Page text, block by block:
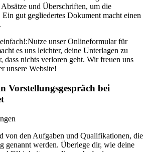
und Überschriften, um die
gut gegliedertes Dokument macht einen
Nutze unser Onlineformular für
es uns leichter, deine Unterlagen zu
dass nichts verloren geht. Wir freuen uns
unsere Website!
Vorstellungsgespräch bei
von den Aufgaben und Qualifikationen, die
genannt werden. Überlege dir, wie deine